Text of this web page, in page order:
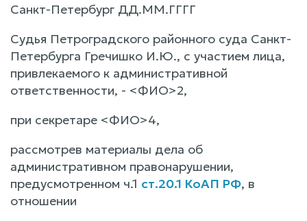
Санкт-Петербург ДД.ММ.ГГГГ
Судья Петроградского районного суда Санкт-
Петербурга Гречишко И.Ю., с участием лица,
привлекаемого к административной
ответственности, - <ФИО>2,
при секретаре <ФИО>4,
рассмотрев материалы дела об
административном правонарушении,
предусмотренном ч.1 ст.20.1 КоАП РФ, в
отношении